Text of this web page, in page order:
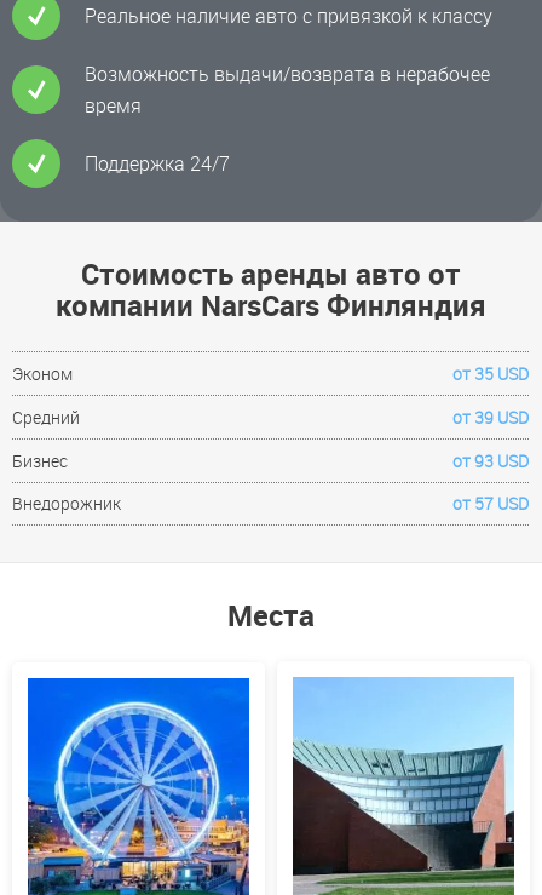
Реальное наличие авто с привязкой к классу
Возможность выдачи/возврата в нерабочее
время
Поддержка 24/7
Стоимость аренды авто от
компании NarsCars Финляндия
Эконом
от 35 USD
Средний
от 39 USD
Бизнес
от 93 USD
Внедорожник
от 57 USD
Места